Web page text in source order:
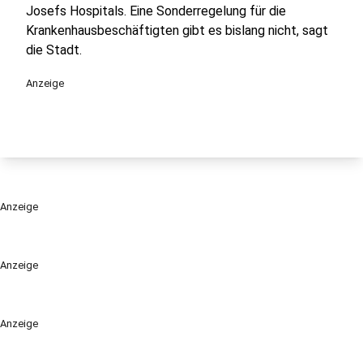
Anzeige
Anzeige
Josefs Hospitals. Eine Sonderregelung für die
Krankenhausbeschäftigten gibt es bislang nicht, sagt
die Stadt.
Anzeige
Anzeige